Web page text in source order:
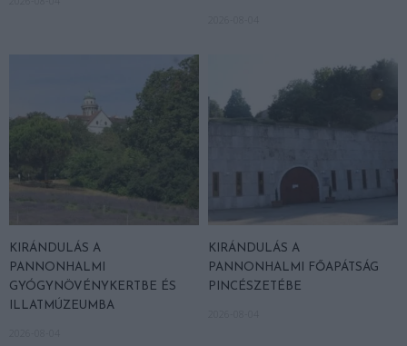
KIRÁNDULÁS A
PANNONHALMI
GYÓGYNÖVÉNYKERTBE ÉS
ILLATMÚZEUMBA
KIRÁNDULÁS A
PANNONHALMI FŐAPÁTSÁG
PINCÉSZETÉBE